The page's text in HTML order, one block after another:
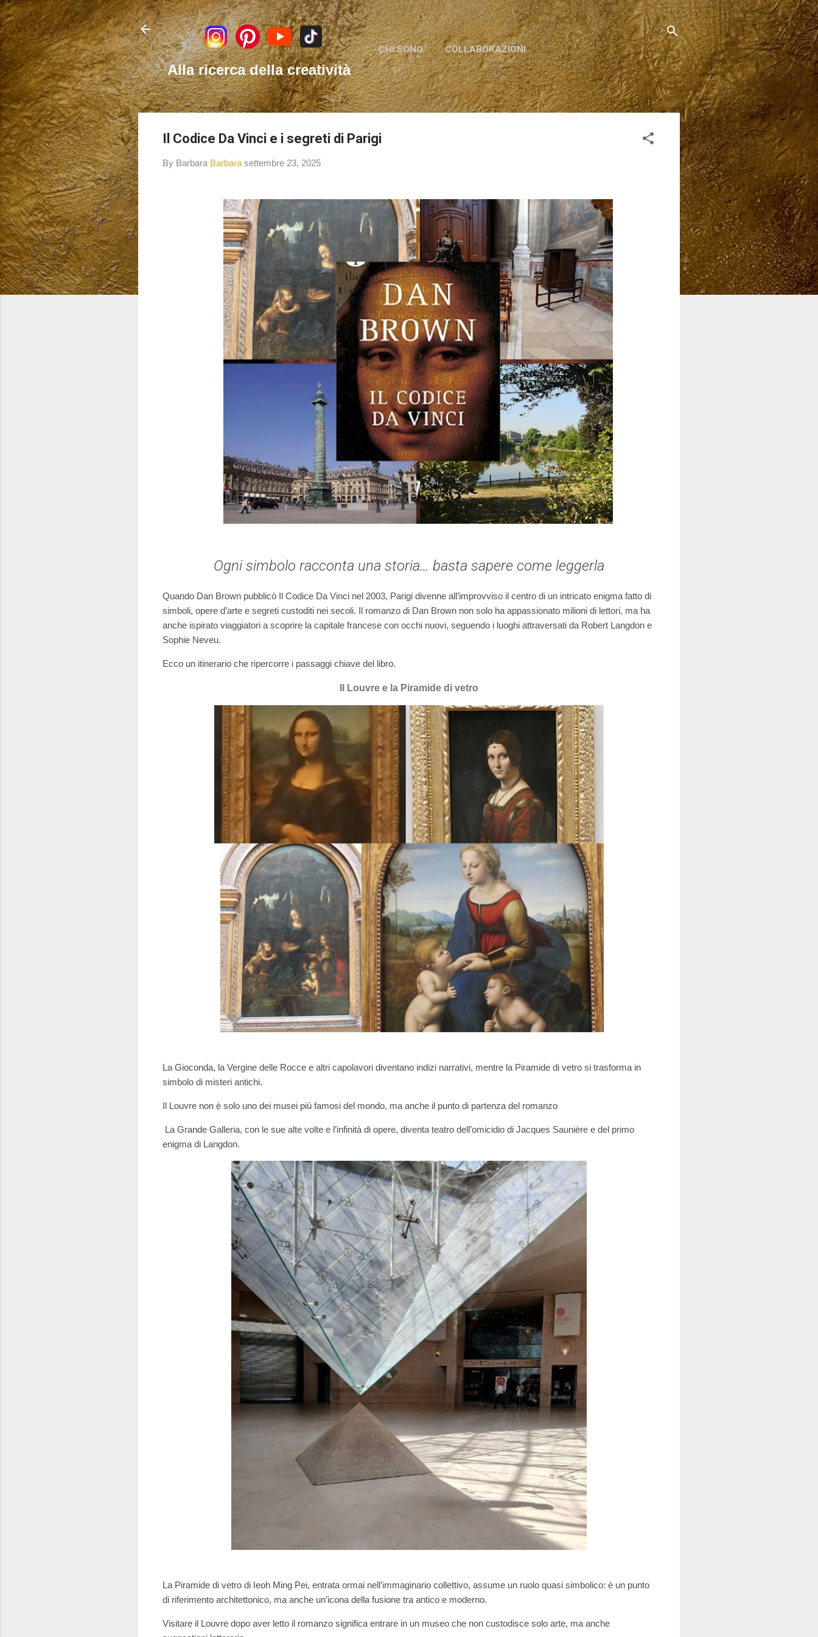
Passa ai contenuti principali
Alla ricerca della creatività
CHI SONO COLLABORAZIONI
Il Codice Da Vinci e i segreti di Parigi
By Barbara Barbara settembre 23, 2025
Ogni simbolo racconta una storia… basta sapere come leggerla
Quando Dan Brown pubblicò Il Codice Da Vinci nel 2003, Parigi divenne all’improvviso il centro di un intricato enigma fatto di
simboli, opere d’arte e segreti custoditi nei secoli. Il romanzo di Dan Brown non solo ha appassionato milioni di lettori, ma ha
anche ispirato viaggiatori a scoprire la capitale francese con occhi nuovi, seguendo i luoghi attraversati da Robert Langdon e
Sophie Neveu.
Ecco un itinerario che ripercorre i passaggi chiave del libro.
Il Louvre e la Piramide di vetro
La Gioconda, la Vergine delle Rocce e altri capolavori diventano indizi narrativi, mentre la Piramide di vetro si trasforma in
simbolo di misteri antichi.
Il Louvre non è solo uno dei musei più famosi del mondo, ma anche il punto di partenza del romanzo
La Grande Galleria, con le sue alte volte e l’infinità di opere, diventa teatro dell’omicidio di Jacques Saunière e del primo
enigma di Langdon.
La Piramide di vetro di Ieoh Ming Pei, entrata ormai nell’immaginario collettivo, assume un ruolo quasi simbolico: è un punto
di riferimento architettonico, ma anche un’icona della fusione tra antico e moderno.
Visitare il Louvre dopo aver letto il romanzo significa entrare in un museo che non custodisce solo arte, ma anche